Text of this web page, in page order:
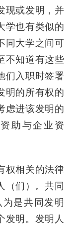
现或发明，并
学也有类似的
同大学之间可
不知道有这些
们入职时签署
明的所有权的
虑进该发明的
助与企业资
权相关的法律
（们）。共同
是共同发明
发明。发明人